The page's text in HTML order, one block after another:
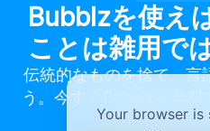
Bubblzを使え
ことは雑用で
伝統的なものを捨て、言
う。今すぐBubblzを無
語学学習を
Your browser is